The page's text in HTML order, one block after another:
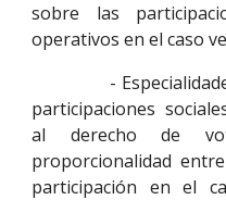
sobre las
operativos en el caso
- Especialidades
participaciones
al derecho de
proporcionalidad
participación en el